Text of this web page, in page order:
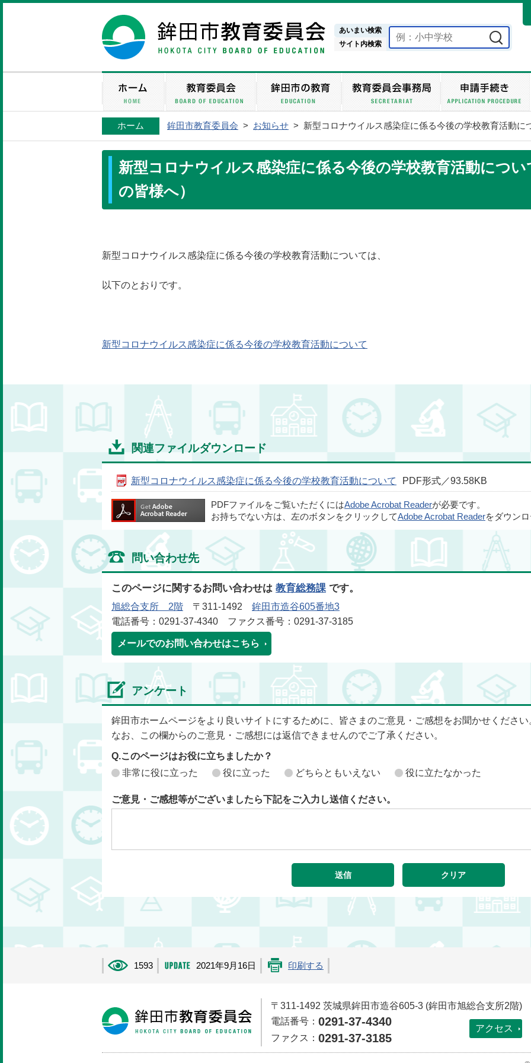
鉾田市教育委員会ホームページ
あいまい検索
サイト内検索
教育委員会
ホーム 鉾田市教育委員会 > お知らせ > 新型コロナウイルス感染症に係る今後の学校教育活動に
新型コロナウイルス感染症に係る今後の学校教育活動につ
の皆様へ）
新型コロナウイルス感染症に係る今後の学校教育活動については、
以下のとおりです。
新型コロナウイルス感染症に係る今後の学校教育活動について
関連ファイルダウンロード
新型コロナウイルス感染症に係る今後の学校教育活動について PDF形式／93.58KB
PDFファイルをご覧いただくにはAdobe Acrobat Readerが必要です。
お持ちでない方は、左のボタンをクリックしてAdobe Acrobat Readerをダウン
問い合わせ先
このページに関するお問い合わせは 教育総務課 です。
旭総合支所 2階 〒311-1492 鉾田市造谷605番地3
電話番号：0291-37-4340 ファクス番号：0291-37-3185
メールでのお問い合わせはこちら
アンケート
鉾田市ホームページをより良いサイトにするために、皆さまのご意見・ご感想をお聞かせください
なお、この欄からのご意見・ご感想には返信できませんのでご了承ください。
Q.このページはお役に立ちましたか？
非常に役に立った
役に立った どちらともいえない 役に立たなかった
ご意見・ご感想等がございましたら下記をご入力し送信ください。
1593 2021年9月16日 印刷する
〒311-1492 茨城県鉾田市造谷605-3 (鉾田市旭総合支所2階)
電話番号： 0291-37-4340
ファクス： 0291-37-3185
アクセス